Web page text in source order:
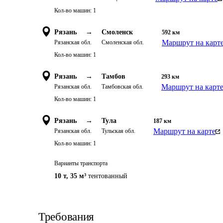
Кол-во машин: 1
Рязань →
Рязанская обл.
Смоленск
Смоленская обл.
592 км
Маршрут на
Кол-во машин: 1
Рязань →
Рязанская обл.
Тамбов
Тамбовская обл.
293 км
Маршрут на карте
Кол-во машин: 1
Рязань →
Рязанская обл.
Тула
Тульская обл.
187 км
Маршрут на карте
Кол-во машин: 1
Варианты транспорта
10 т, 35 м³ тентованный
Требования